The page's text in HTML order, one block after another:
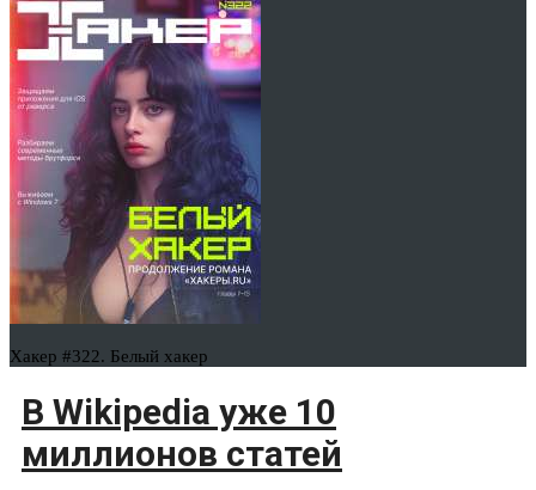
Хакер #322. Белый хакер
В Wikipedia уже 10
миллионов статей